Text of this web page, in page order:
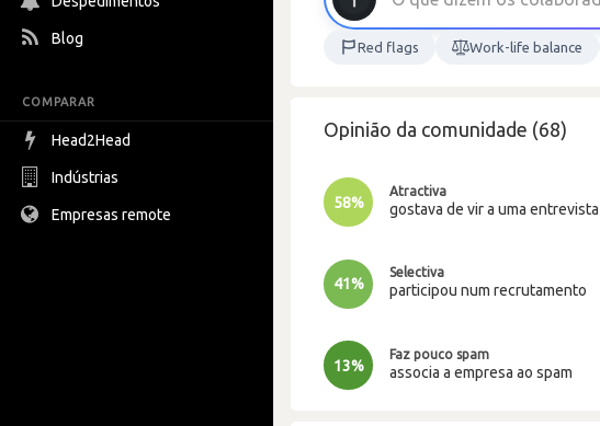
Blog
COMPARAR
Head2Head
Indústrias
Empresas remote
Red flags Work-life balance
Opinião da comunidade (68)
58%
Atractiva
gostava de vir a uma entrevista
41%
Selectiva
participou num recrutamento
13%
Faz pouco spam
associa a empresa ao spam